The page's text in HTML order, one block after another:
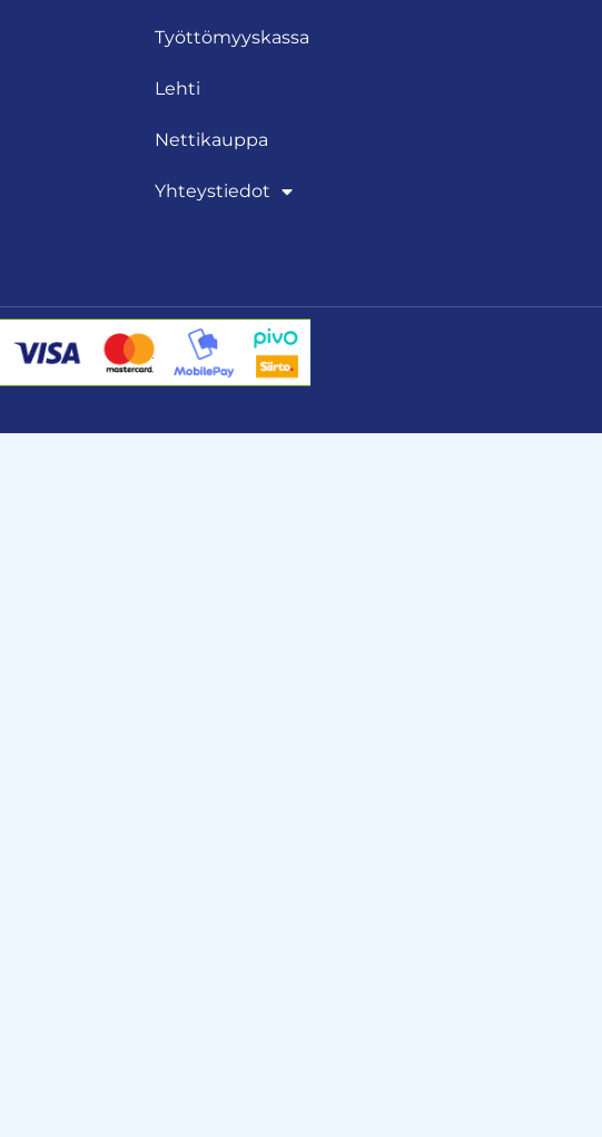
Työttömyyskassa
Lehti
Nettikauppa
Yhteystiedot